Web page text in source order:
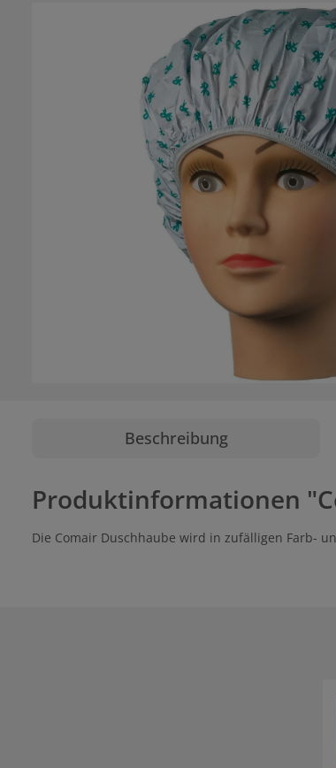
Beschreibung
Produktinformationen
Die Comair Duschhaube wird in zufälligen Farb-